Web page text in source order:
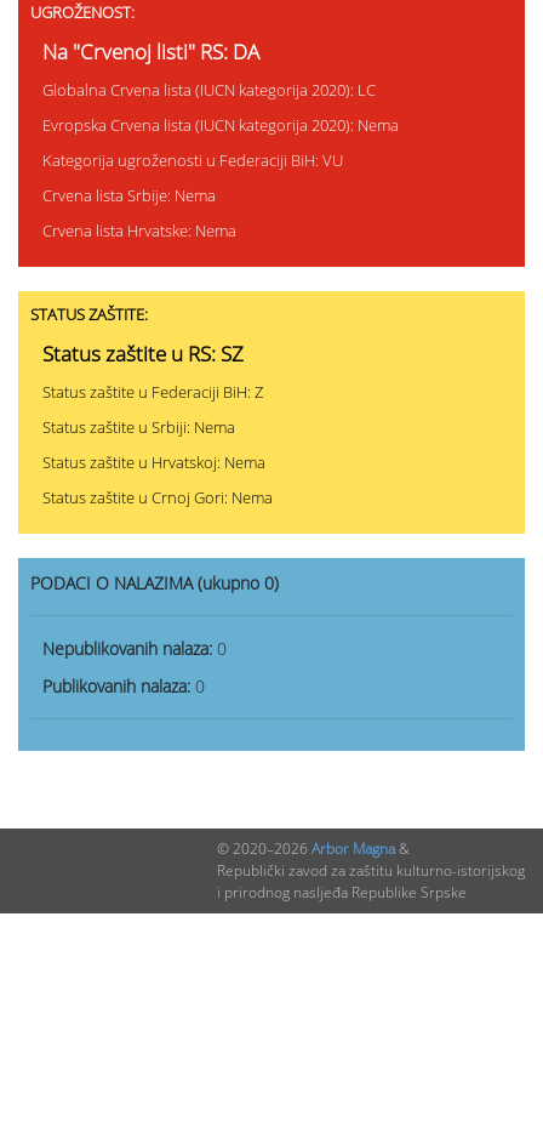
UGROŽENOST:
Na "Crvenoj listi" RS: DA
Globalna Crvena lista (IUCN kategorija 2020): LC
Evropska Crvena lista (IUCN kategorija 2020): Nema
Kategorija ugroženosti u Federaciji BiH: VU
Crvena lista Srbije: Nema
Crvena lista Hrvatske: Nema
STATUS ZAŠTITE:
Status zaštite u RS: SZ
Status zaštite u Federaciji BiH: Z
Status zaštite u Srbiji: Nema
Status zaštite u Hrvatskoj: Nema
Status zaštite u Crnoj Gori: Nema
PODACI O NALAZIMA (ukupno 0)
Nepublikovanih nalaza: 0
Publikovanih nalaza: 0
© 2020–2026 Arbor Magna&
Republički zavod za zaštitu kulturno-istorijskog
i prirodnog nasljeđa Republike Srpske